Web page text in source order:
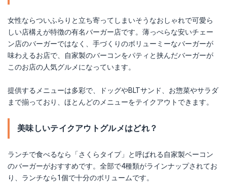
女性ならついふらりと立ち寄ってしまいそうなおしゃれで可愛ら
しい店構えが特徴の有名バーガー店です。薄っぺらな安いチェー
ン店のバーガーではなく、手づくりのボリューミーなバーガーが
味わえるお店で、自家製のバーコンをパティと挟んだバーガーが
このお店の人気グルメになっています。
提供するメニューは多彩で、ドッグやBLTサンド、お惣菜やサラダ
まで揃っており、ほとんどのメニューをテイクアウトできます。
美味しいテイクアウトグルメはどれ？
ランチで食べるなら「さくらタイプ」と呼ばれる自家製ベーコン
のバーガーがおすすめです。全部で4種類がラインナップされてお
り、ランチなら1個で十分のボリュームです。